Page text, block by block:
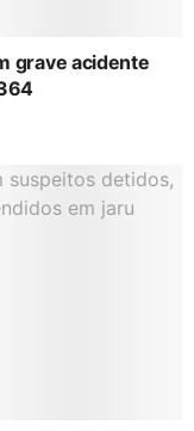
grave acidente